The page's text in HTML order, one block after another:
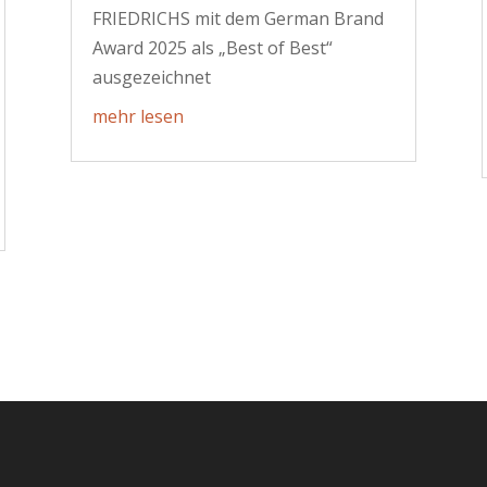
FRIEDRICHS mit dem German Brand
Award 2025 als „Best of Best“
ausgezeichnet
mehr lesen